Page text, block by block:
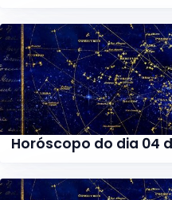
Horóscopo do dia 04